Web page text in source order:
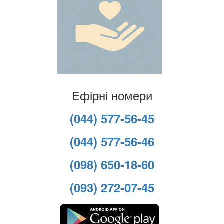
Ефірні номери
(044) 577-56-45
(044) 577-56-46
(098) 650-18-60
(093) 272-07-45